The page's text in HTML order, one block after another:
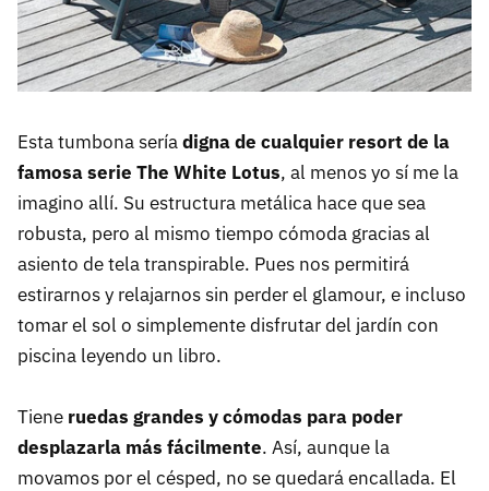
Esta tumbona seríadigna de cualquier resort de la
famosa serie The White Lotus, al menos yo sí me la
imagino allí. Su estructura metálica hace que sea
robusta, pero al mismo tiempo cómoda gracias al
asiento de tela transpirable. Pues nos permitirá
estirarnos y relajarnos sin perder el glamour, e incluso
tomar el sol o simplemente disfrutar del jardín con
piscina leyendo un libro.
Tiene ruedas grandes y cómodas para poder
desplazarla más fácilmente. Así, aunque la
movamos por el césped, no se quedará encallada. El